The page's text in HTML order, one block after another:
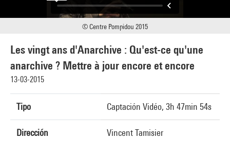
Les vingt ans d'Anarchive : Qu'est-ce qu'une
anarchive ? Mettre à jour encore et encore
13-03-2015
Tipo Captación Vidéo, 3h 47min 54s
Dirección Vincent Tamisier
© Centre Pompidou 2015